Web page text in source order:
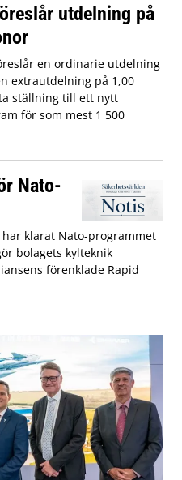
utdelning på
en ordinarie utdelning
extrautdelning på 1,00
ställning till ett nytt
för som mest 1 500
Nato-
har klarat Nato-programmet
bolagets kylteknik
förenklade Rapid